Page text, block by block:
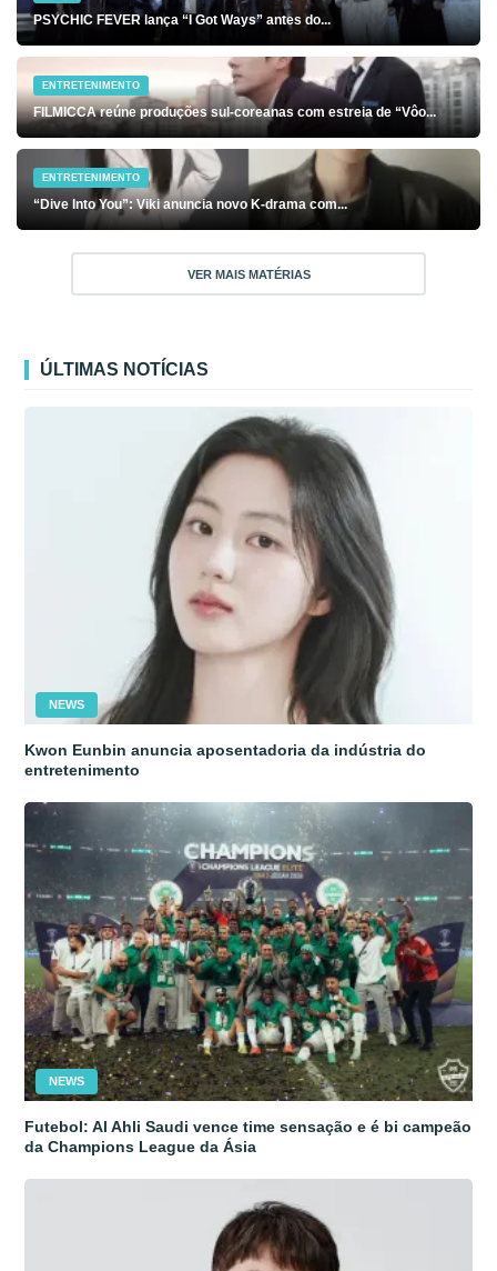
PSYCHIC FEVER lança “I Got Ways” antes do...
ENTRETENIMENTO
FILMICCA reúne produções sul-coreanas com estreia de “Vôo...
ENTRETENIMENTO
“Dive Into You”: Viki anuncia novo K-drama com...
VER MAIS MATÉRIAS
ÚLTIMAS NOTÍCIAS
NEWS
Kwon Eunbin anuncia aposentadoria da indústria do
entretenimento
NEWS
Futebol: Al Ahli Saudi vence time sensação e é bi campeão
da Champions League da Ásia